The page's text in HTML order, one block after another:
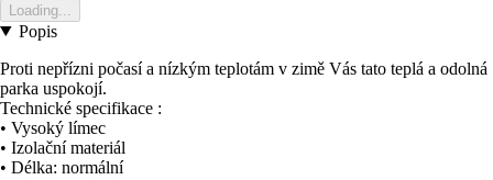
Loading...
Popis
Proti nepřízni počasí a nízkým teplotám v zimě Vás tato teplá a odolná
parka uspokojí.
Technické specifikace :
• Vysoký límec
• Izolační materiál
• Délka: normální